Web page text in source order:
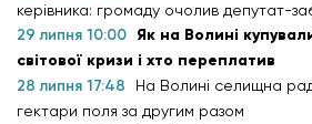
керівника: громаду очолив депутат-
29 липня 10:00 Як на Волині
світової кризи і хто переплатив
28 липня 17:48
На Волині селищна
гектари поля за другим разом